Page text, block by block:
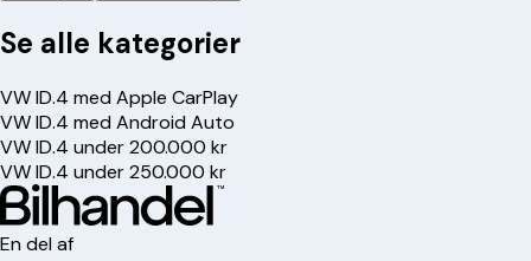
Se alle kategorier
VW ID.4 med Apple CarPlay
VW ID.4 med Android Auto
VW ID.4 under 200.000 kr
VW ID.4 under 250.000 kr
En del af